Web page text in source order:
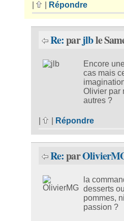
Répondre
Re:parjlble
Encore
cas mais
Olivier par
autres ?
Répondre
Re:par
la
desserts
pommes,
passion ?